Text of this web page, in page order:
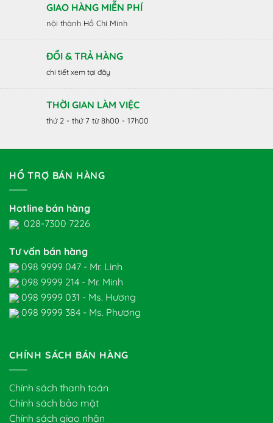
GIAO HÀNG MIỄN PHÍ
nội thành Hồ Chí Minh
ĐỔI & TRẢ HÀNG
chi tiết xem tại đây
THỜI GIAN LÀM VIỆC
thứ 2 - thứ 7 từ 8h00 - 17h00
HỔ TRỢ BÁN HÀNG
Hotline bán hàng
028-7300 7226
Tư vấn bán hàng
098 9999 047 - Mr. Linh
098 9999 214 - Mr. Minh
098 9999 031 - Ms. Hương
098 9999 384 - Ms. Phương
CHÍNH SÁCH BÁN HÀNG
Chính sách thanh toán
Chính sách bảo mật
Chính sách giao nhận